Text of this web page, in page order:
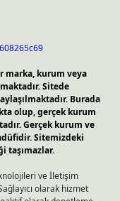
marka, kurum veya
Sitede
Burada
olup, gerçek kurum
Gerçek kurum ve
Sitemizdeki
taşımazlar.
ve İletişim
olarak hizmet